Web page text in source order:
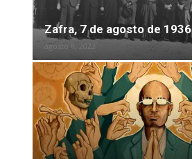
Zafra, 7 de agosto de 1936
agosto 8, 2022